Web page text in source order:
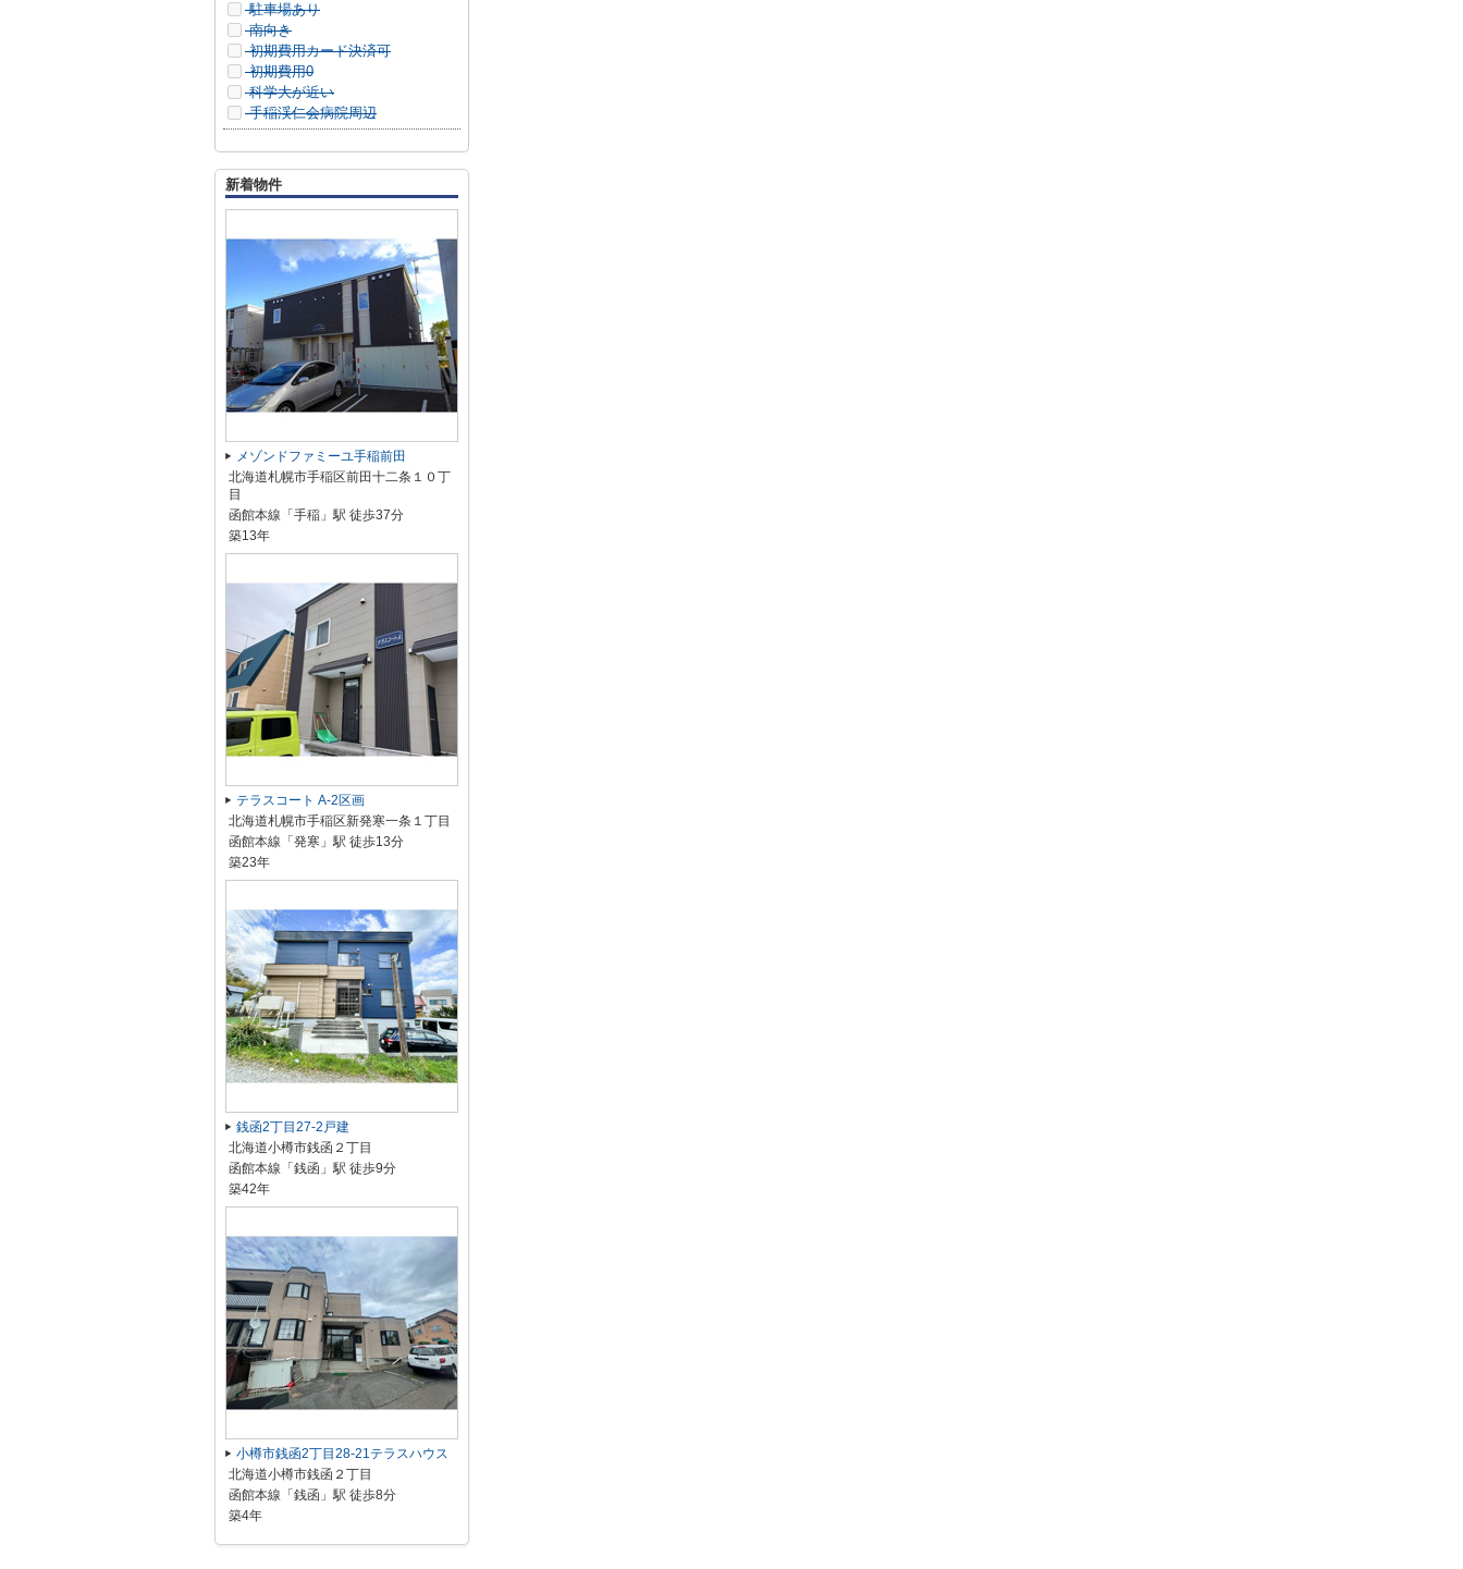
駐車場あり
南向き
初期費用カード決済可
初期費用0
科学大が近い
手稲渓仁会病院周辺
新着物件
メゾンドファミーユ手稲前田
北海道札幌市手稲区前田十二条１０丁
目
函館本線「手稲」駅 徒歩37分
築13年
テラスコート A-2区画
北海道札幌市手稲区新発寒一条１丁目
函館本線「発寒」駅 徒歩13分
築23年
銭函2丁目27-2戸建
北海道小樽市銭函２丁目
函館本線「銭函」駅 徒歩9分
築42年
小樽市銭函2丁目28-21テラスハウス
北海道小樽市銭函２丁目
函館本線「銭函」駅 徒歩8分
築4年